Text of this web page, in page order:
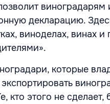
декларацию.
виноделах, винах и
которые
кто этого не сделает,